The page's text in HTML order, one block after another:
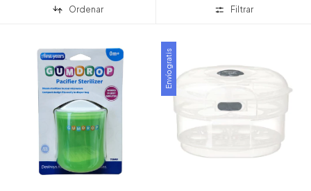
Ordenar Filtrar
Envío gratis